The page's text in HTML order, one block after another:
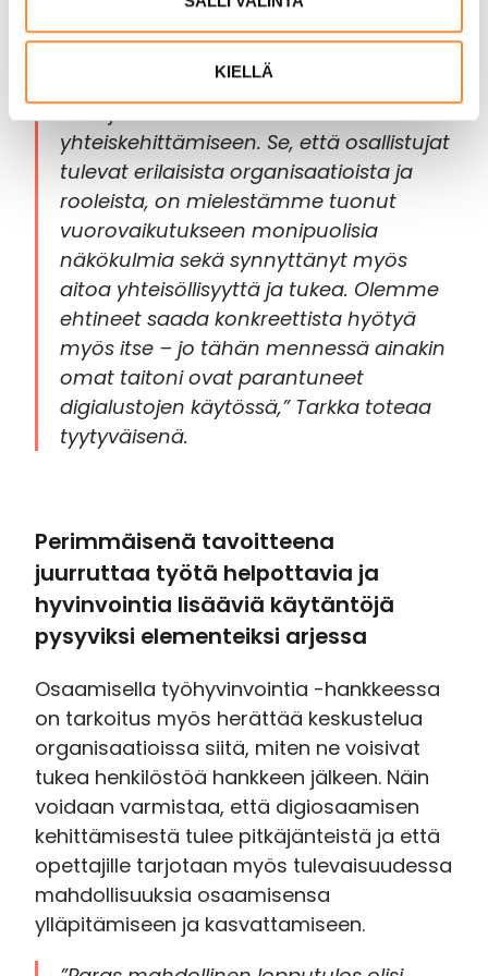
KIELLÄ
”On ollut mukava huomata, miten
hankkeessa on ja kuinka aktiivisesti
toimijat osallistuvat
yhteiskehittämiseen. Se, että osallistujat
tulevat erilaisista organisaatioista ja
rooleista, on mielestämme tuonut
vuorovaikutukseen monipuolisia
näkökulmia sekä synnyttänyt myös
aitoa yhteisöllisyyttä ja tukea. Olemme
ehtineet saada konkreettista hyötyä
myös itse – jo tähän mennessä ainakin
omat taitoni ovat parantuneet
digialustojen käytössä,” Tarkka toteaa
tyytyväisenä.
Perimmäisenä tavoitteena
juurruttaa työtä helpottavia ja
hyvinvointia lisääviä käytäntöjä
pysyviksi elementeiksi arjessa
Osaamisella työhyvinvointia -hankkeessa
on tarkoitus myös herättää keskustelua
organisaatioissa siitä, miten ne voisivat
tukea henkilöstöä hankkeen jälkeen. Näin
voidaan varmistaa, että digiosaamisen
kehittämisestä tulee pitkäjänteistä ja että
opettajille tarjotaan myös tulevaisuudessa
mahdollisuuksia osaamisensa
ylläpitämiseen ja kasvattamiseen.